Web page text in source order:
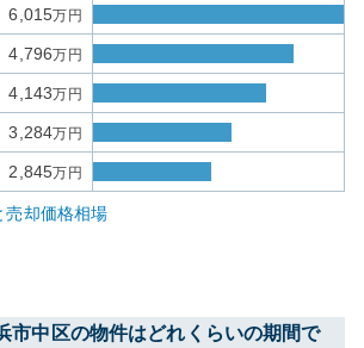
6,015万円
4,796万円
4,143万円
3,284万円
2,845万円
売却価格相場
市中区の物件はどれくらいの期間で